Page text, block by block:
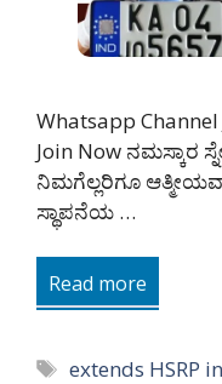
Whatsapp
Join Now ನಮಸ್ಕಾರ
ನಿಮಗೆಲ್ಲರಿಗೂ
ಸ್ಥಾಪನೆಯ …
Read more
Tags
extends HSRP